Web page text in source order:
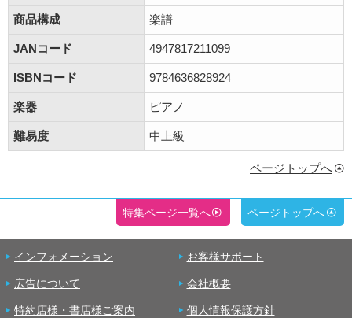
商品構成 楽譜
JANコード 4947817211099
ISBNコード 9784636828924
楽器 ピアノ
難易度 中上級
ページトップへ
特集ページ一覧へ ページトップへ
インフォメーション お客様サポート
広告について 会社概要
特約店様・書店様ご案内 個人情報保護方針